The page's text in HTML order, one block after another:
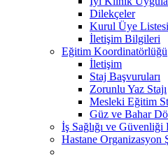
Dilekçeler
Kurul Üye Listesi
İletişim Bilgileri
Eğitim Koordinatörlüğü
İletişim
Staj Başvuruları
Zorunlu Yaz Stajı
Mesleki Eğitim
Güz ve Bahar
İş Sağlığı ve Güvenliği
Hastane Organizasyon